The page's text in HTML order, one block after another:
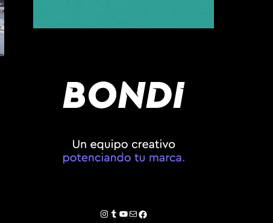
Instagram
Tumblr
YouTube
Correo electrónico
Facebook